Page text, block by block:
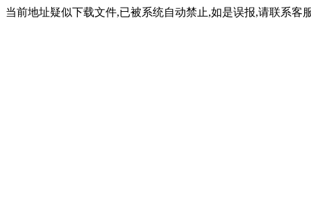
当前地址疑似下载文件,已被系统自动禁止,如是误报,请联系客